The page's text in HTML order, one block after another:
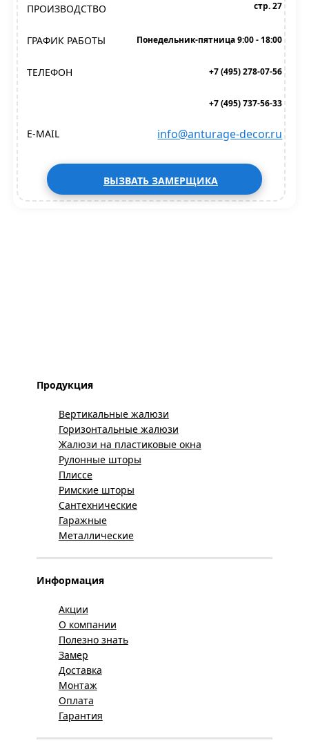
ПРОИЗВОДСТВО
стр. 27
ГРАФИК РАБОТЫ Понедельник-пятница 9:00 - 18:00
ТЕЛЕФОН +7 (495) 278-07-56
+7 (495) 737-56-33
E-MAIL info@anturage-decor.ru
ВЫЗВАТЬ ЗАМЕРЩИКА
Продукция
Вертикальные жалюзи
Горизонтальные жалюзи
Жалюзи на пластиковые окна
Рулонные шторы
Плиссе
Римские шторы
Сантехнические
Гаражные
Металлические
Информация
Акции
О компании
Полезно знать
Замер
Доставка
Монтаж
Оплата
Гарантия